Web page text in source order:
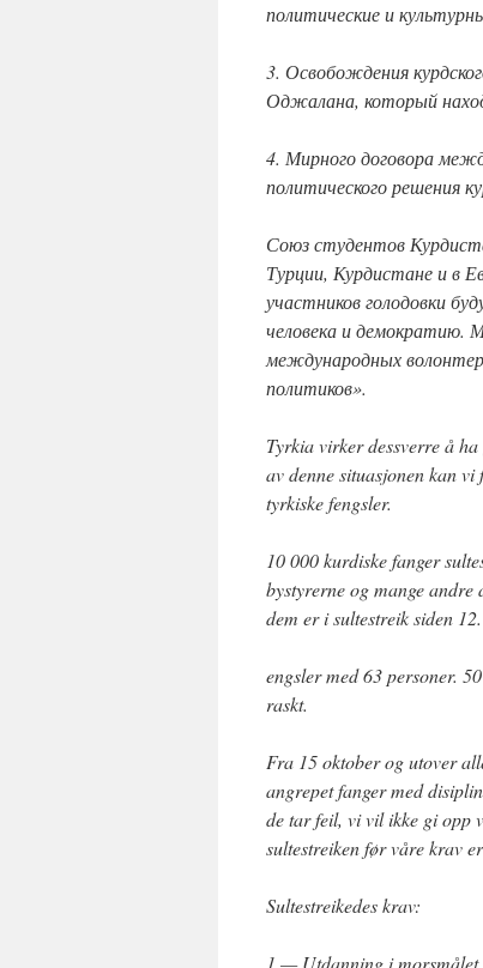
политические и
3. Освобождения
Оджалана, который
4. Мирного договора
политического решения
Союз студентов
Турции, Курдистане и в
участников голодовки
человека и демократию.
международных
политиков».
Tyrkia virker dessverre å
av denne situasjonen kan
tyrkiske fengsler.
10 000 kurdiske fanger
bystyrerne og mange
dem er i sultestreik siden
engsler med 63 personer.
raskt.
Fra 15 oktober og utover
angrepet fanger med
de tar feil, vi vil ikke gi opp
sultestreiken før våre krav
Sultestreikedes krav: